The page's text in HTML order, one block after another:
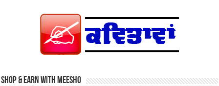
Shop & Earn with Meesho